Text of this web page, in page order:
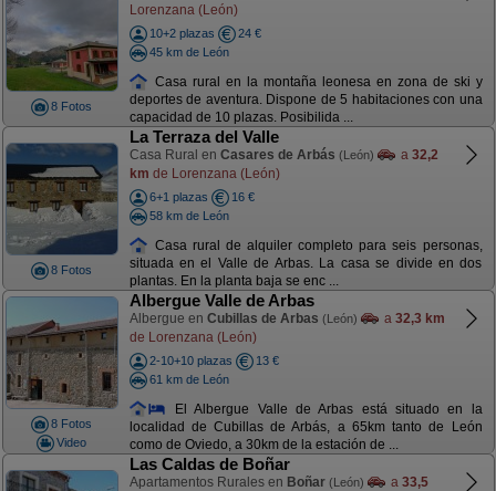
8 Fotos
Lorenzana (León)
10+2 plazas
24 €
45 km de León
Casa rural en la montaña leonesa en zona de ski y
deportes de aventura. Dispone de 5 habitaciones con una
capacidad de 10 plazas. Posibilida ...
8 Fotos
La Terraza del Valle
Casa Rural en Casares de Arbás (León) a 32,2
km de Lorenzana (León)
6+1 plazas
16 €
58 km de León
Casa rural de alquiler completo para seis personas,
situada en el Valle de Arbas. La casa se divide en dos
plantas. En la planta baja se enc ...
8 Fotos
Video
Albergue Valle de Arbas
Albergue en Cubillas de Arbas (León) a 32,3 km
de Lorenzana (León)
2-10+10 plazas
13 €
61 km de León
El Albergue Valle de Arbas está situado en la
localidad de Cubillas de Arbás, a 65km tanto de León
como de Oviedo, a 30km de la estación de ...
Las Caldas de Boñar
Apartamentos Rurales en Boñar (León) a 33,5